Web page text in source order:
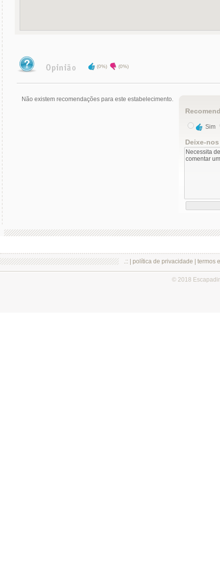
(0%) (0%)
Não existem recomendações para este estabelecimento.
Sim
Deixe-
.:: | política de privacidade termos
© 2018